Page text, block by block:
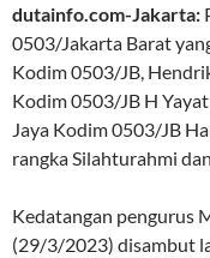
dutainfo.com-Jakarta:
0503/Jakarta Barat
Kodim 0503/JB,
Kodim 0503/JB H
Jaya Kodim 0503/JB
rangka Silahturahmi
Kedatangan pengurus
(29/3/2023) disambut